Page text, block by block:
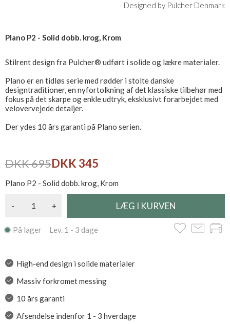
Designed by Pulcher Denmark
Plano P2 - Solid dobb. krog, Krom
Stilrent design fra Pulcher® udført i solide og lækre materialer.
Plano er en tidløs serie med rødder i stolte danske
designtraditioner, en nyfortolkning af det klassiske tilbehør med
fokus på det skarpe og enkle udtryk, eksklusivt forarbejdet med
velovervejede detaljer.
Der ydes 10 års garanti på Plano serien.
DKK 695DKK 345
Plano P2 - Solid dobb. krog, Krom
- +
På lager Lev. 1 - 3 dage
High-end design i solide materialer
Massiv forkromet messing
10 års garanti
Afsendelse indenfor 1 - 3 hverdage